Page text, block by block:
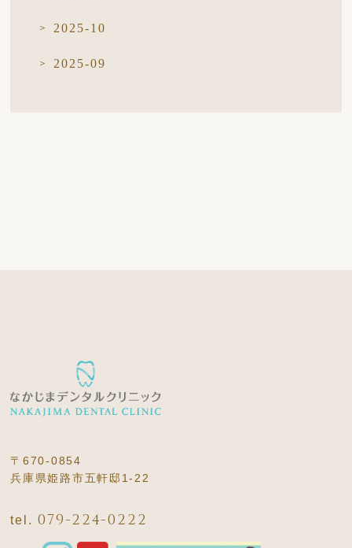
2025-10
2025-09
〒670-0854
兵庫県姫路市五軒邸1-22
tel. 079-224-0222